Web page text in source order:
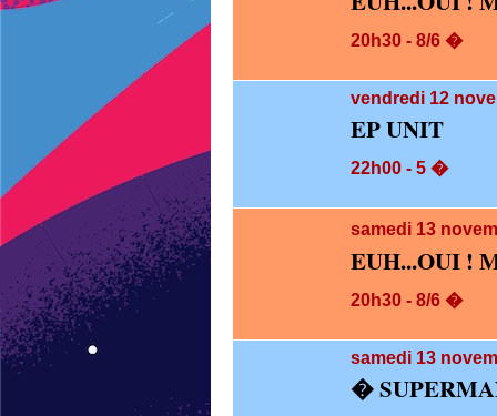
20h30 - 8/6 �
vendredi 12
EP UNIT
22h00 - 5 �
samedi 13
EUH...OUI !
20h30 - 8/6 �
samedi 13
�